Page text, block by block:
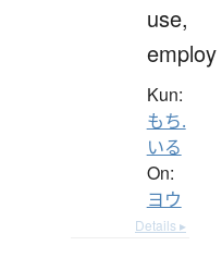
use,
employ
Kun:
もち.
いる
On:
ヨウ
Details ▸